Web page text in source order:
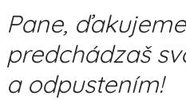
Pane,
predchádzaš
a odpustením!